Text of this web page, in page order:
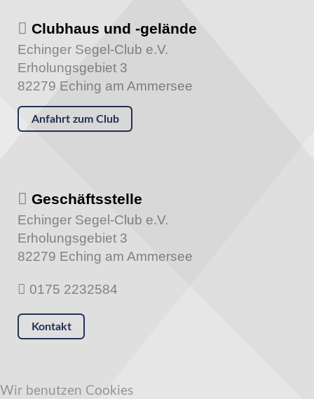
Clubhaus und -gelände
Echinger Segel-Club e.V.
Erholungsgebiet 3
82279 Eching am Ammersee
Anfahrt zum Club
Geschäftsstelle
Echinger Segel-Club e.V.
Erholungsgebiet 3
82279 Eching am Ammersee
0175 2232584
Kontakt
Wir benutzen Cookies